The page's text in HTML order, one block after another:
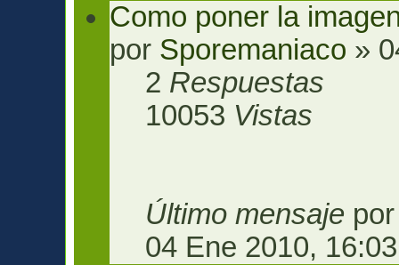
Como poner la
por Sporemaniaco »
2 Respuestas
10053 Vistas
Último mensaje
04 Ene 2010, 16:03